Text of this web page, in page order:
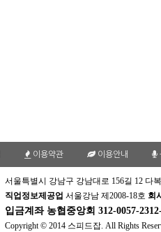
이용약관 이용안내
서울특별시 강남구 강남대로 156길 12 다
직업정보제공업 서울강남 제2008-18호 회
입금계좌 농협중앙회 312-0057-
Copyright © 2014 스피드잡. All Rights